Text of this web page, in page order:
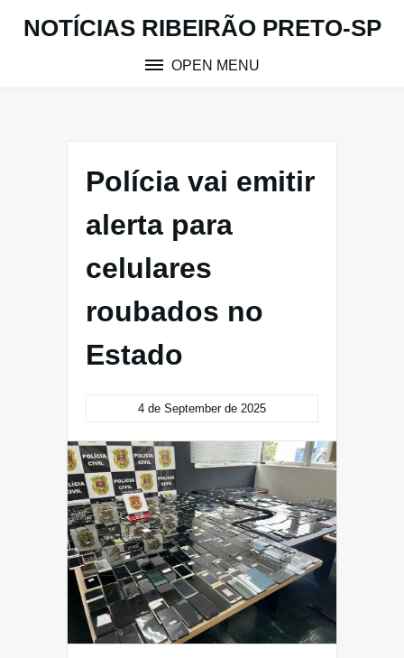
NOTÍCIAS RIBEIRÃO PRETO-SP
OPEN MENU
Polícia vai emitir
alerta para
celulares
roubados no
Estado
4 de September de 2025